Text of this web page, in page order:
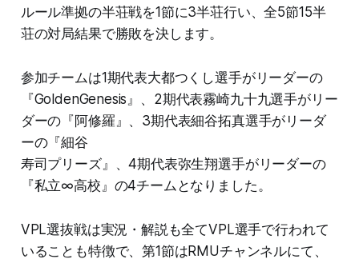
ルール準拠の半荘戦を1節に3半荘行い、全5節15半
荘の対局結果で勝敗を決します。
参加チームは1期代表大都つくし選手がリーダーの
『GoldenGenesis』、2期代表霧崎九十九選手がリー
ダーの『阿修羅』、3期代表細谷拓真選手がリーダ
ーの『細谷
寿司プリーズ』、4期代表弥生翔選手がリーダーの
『私立∞高校』の4チームとなりました。
VPL選抜戦は実況・解説も全てVPL選手で行われて
いることも特徴で、第1節はRMUチャンネルにて、